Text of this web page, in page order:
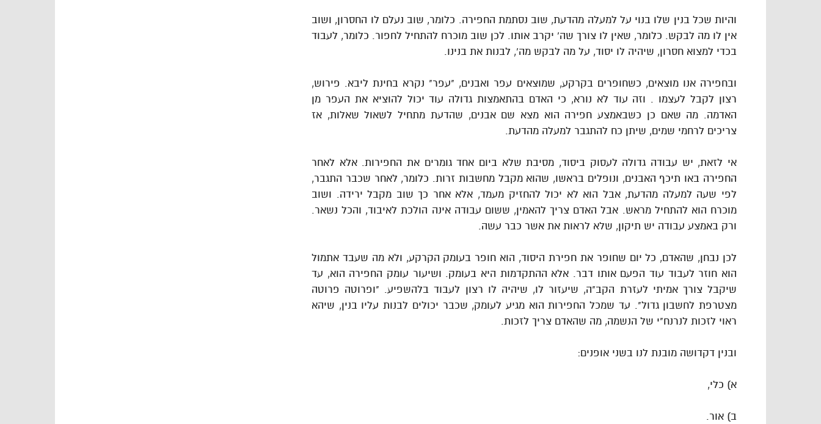
והיות שכל בנין שלו בנוי על למעלה מהדעת, שוב נסתמת החפירה. כלומר, שוב נעלם לו החסרון, ושוב
אין לו מה לבקש. כלומר, שאין לו צורך שה' יקרב אותו. לכן שוב מוכרח להתחיל לחפור. כלומר, לעבוד
בכדי למצוא חסרון, שיהיה לו יסוד, על מה לבקש מה', לבנות את בנינו.
ובחפירה אנו מוצאים, כשחופרים בקרקע, שמוצאים עפר ואבנים, "עפר" נקרא בחינת ליבא. פירוש,
רצון לקבל לעצמו . וזה עוד לא נורא, כי האדם בהתאמצות גדולה עוד יכול להוציא את העפר מן
האדמה. מה שאם כן כשבאמצע חפירה הוא מצא שם אבנים, שהדעת מתחיל לשאול שאלות, אז
צריכים לרחמי שמים, שיתן כח להתגבר למעלה מהדעת.
אי לזאת, יש עבודה גדולה לעסוק ביסוד, מסיבת שלא ביום אחד גומרים את החפירות. אלא לאחר
החפירה באו תיכף האבנים, ונופלים בראשו, שהוא מקבל מחשבות זרות. כלומר, לאחר שכבר התגבר,
לפי שעה למעלה מהדעת, אבל הוא לא יכול להחזיק מעמד, אלא אחר כך שוב מקבל ירידה. ושוב
מוכרח הוא להתחיל מראש. אבל האדם צריך להאמין, ששום עבודה אינה הולכת לאיבוד, והכל נשאר.
ורק באמצע עבודה יש תיקון, שלא לראות את אשר כבר עשה.
לכן נבחן, שהאדם, כל יום שחופר את חפירת היסוד, הוא חופר בעומק הקרקע, ולא מה שעבד אתמול
הוא חוזר לעבוד עוד הפעם אותו דבר. אלא ההתקדמות היא בעומק. ושיעור עומק החפירה הוא, עד
שיקבל צורך אמיתי לעזרת הקב"ה, שיעזור לו, שיהיה לו רצון לעבוד בלהשפיע. "ופרוטה פרוטה
מצטרפת לחשבון גדול". עד שמכל החפירות הוא מגיע לעומק, שכבר יכולים לבנות עליו בנין, שיהא
ראוי לזכות לנרנח"י של הנשמה, מה שהאדם צריך לזכות.
ובנין דקדושה מובנת לנו בשני אופנים:
א) כלי,
ב) אור.